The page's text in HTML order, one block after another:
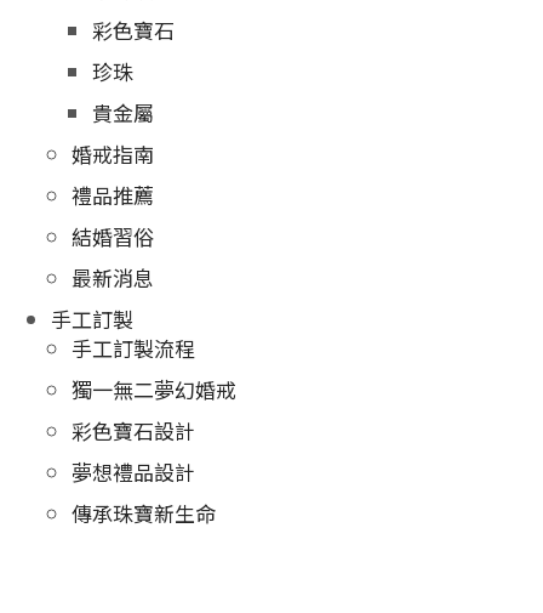
彩色寶石
珍珠
貴金屬
婚戒指南
禮品推薦
結婚習俗
最新消息
手工訂製
手工訂製流程
獨一無二夢幻婚戒
彩色寶石設計
夢想禮品設計
傳承珠寶新生命